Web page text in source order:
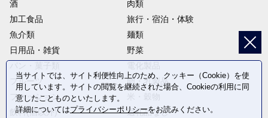
酒
肉類
加工食品
旅行・宿泊・体験
魚介類
麺類
日用品・雑貨
野菜
フルーツ
卵・乳製品
ファッション
飲料(酒以外)
返礼品なし
当サイトでは、サイト利便性向上のため、クッキー（Cookie）を使
用しています。サイトの閲覧を継続された場合、Cookieの利用に同
意したことものといたします。
詳細についてはプライバシーポリシーをお読みください。